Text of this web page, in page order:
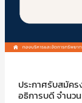
ประกาศรับสมัคร
อธิการบดี จำนว